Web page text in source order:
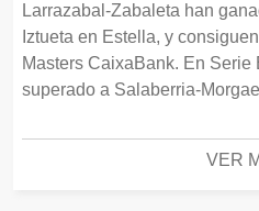
Larrazabal-Zabaleta han
Iztueta en Estella, y
Masters CaixaBank. En Serie
superado a Salaberria-
VER